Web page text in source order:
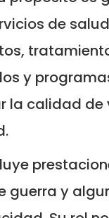
de
y
la calidad de
guerra y